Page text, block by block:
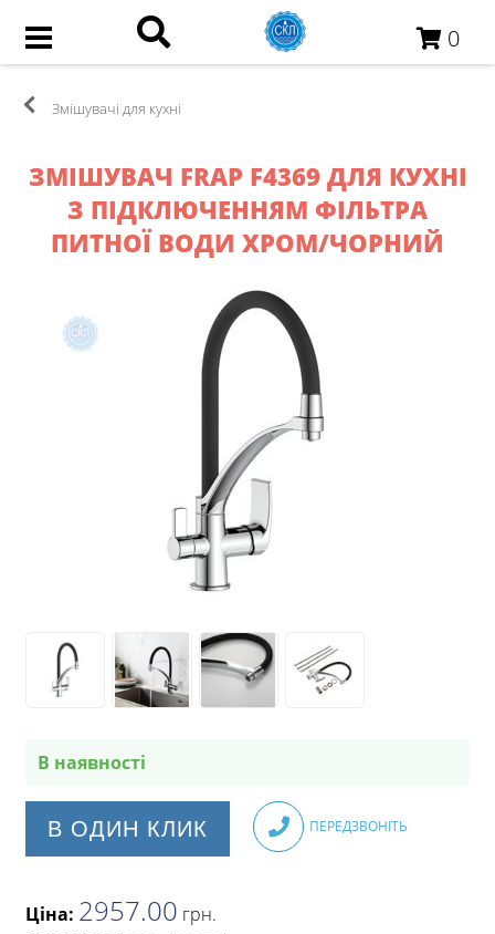
0
Змішувачi для кухні
ЗМІШУВАЧ FRAP F4369 ДЛЯ КУХНІ
З ПІДКЛЮЧЕННЯМ ФІЛЬТРА
ПИТНОЇ ВОДИ ХРОМ/ЧОРНИЙ
В наявності
В ОДИН КЛИК ПЕРЕДЗВОНІТЬ
Ціна: 2957.00 грн.